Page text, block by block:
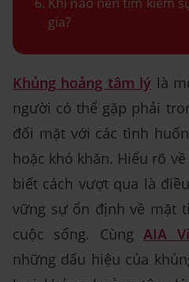
gia?
Khủng hoảng tâm lý là
người có thể gặp phải
đối mặt với các tình
hoặc khó khăn. Hiểu rõ
biết cách vượt qua là
vững sự ổn định về mặt
cuộc sống. CùngAIA
những dấu hiệu của